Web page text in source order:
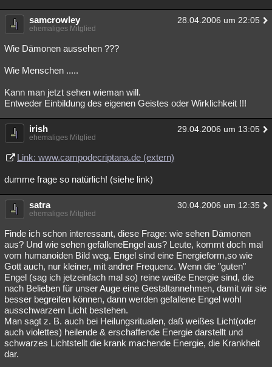
samcrowley 28.04.2006 um 22:05
ehemaliges Mitglied
Wie Dämonen aussehen ???
Wie Menschen .....
Kann man jetzt sehen wieman will.
Entweder Einbildung des eigenen Geistes oder Wirklichkeit !!!
irish 29.04.2006 um 13:05
ehemaliges Mitglied
Link: www.campodecriptana.de (extern)
dumme frage so natürlich! (siehe link)
satra 30.04.2006 um 12:35
ehemaliges Mitglied
Finde ich schon interessant, diese Frage: wie sehen Dämonen
aus? Und wie sehen gefalleneEngel aus? Leute, kommt doch mal
vom humanoiden Bild weg. Engel sind eine Energieform,so wie
Gott auch, nur kleiner, mit andrer Frequenz. Wenn die "guten"
Engel (sag ich jetzeinfach mal so) reine weiße Energie sind, die
nach Belieben für unser Auge eine Gestaltannehmen, damit wir sie
besser begreifen können, dann werden gefallene Engel wohl
ausschwarzem Licht bestehen.
Man sagt z. B. auch bei Heilungsritualen, daß weißes Licht(oder
auch violettes) heilende & erschaffende Energie darstellt und
schwarzes Lichtstellt die krank machende Energie, die Krankheit
dar.